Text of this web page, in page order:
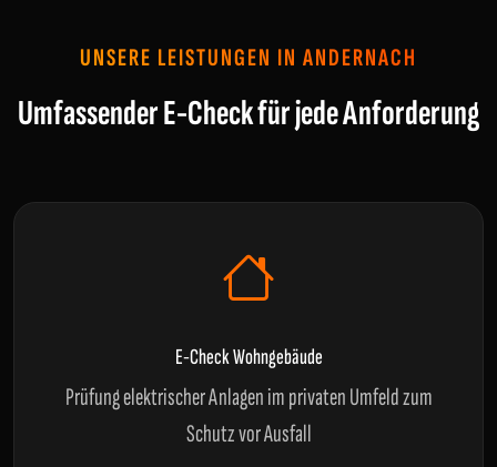
UNSERE LEISTUNGEN IN ANDERNACH
Umfassender E-Check für jede Anforderung
E-Check Wohngebäude
Prüfung elektrischer Anlagen im privaten Umfeld zum
Schutz vor Ausfall